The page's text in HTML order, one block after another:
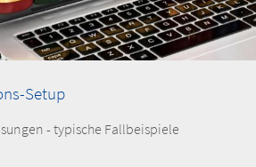
Setup
- typische Fallbeispiele